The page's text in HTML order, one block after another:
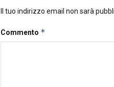
Il tuo indirizzo email non sarà
Commento *